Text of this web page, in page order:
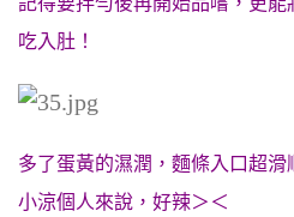
吃入肚！
多了蛋黃的濕潤，麵條入口超滑
小涼個人來說，好辣＞＜